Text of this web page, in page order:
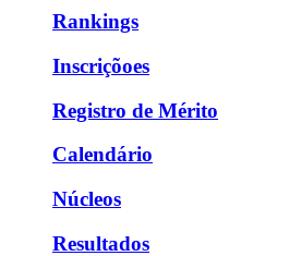
Rankings
Inscriçõoes
Registro de Mérito
Calendário
Núcleos
Resultados